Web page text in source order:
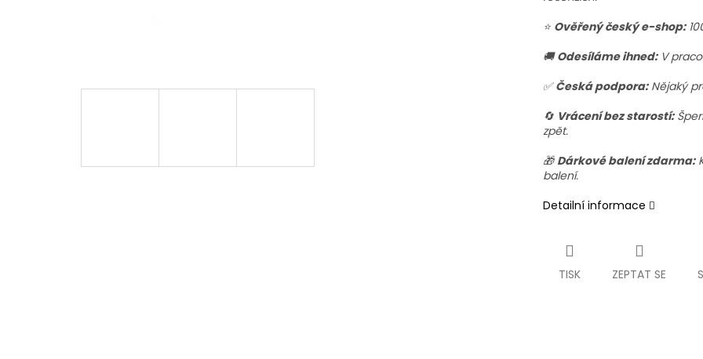
⭐ Ověřený český e-shop:
🚚 Odesíláme ihned:V
✅ Česká podpora:Nějaký
🔄 Vrácení bez starostí:
zpět.
🎁 Dárkové balení zdarma:
balení.
Detailní informace
TISK ZEPTAT SE